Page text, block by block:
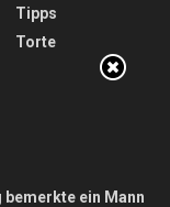
Tipps
Torte
bemerkte ein Mann